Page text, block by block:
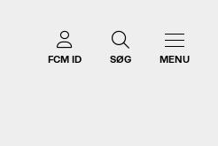
FCM ID SØG MENU